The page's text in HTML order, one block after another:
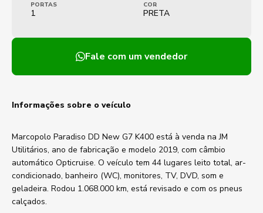
PORTAS
1
COR
PRETA
Fale com um vendedor
Informações sobre o veículo
Marcopolo Paradiso DD New G7 K400 está à venda na JM
Utilitários, ano de fabricação e modelo 2019, com câmbio
automático Opticruise. O veículo tem 44 lugares leito total, ar-
condicionado, banheiro (WC), monitores, TV, DVD, som e
geladeira. Rodou 1.068.000 km, está revisado e com os pneus
calçados.